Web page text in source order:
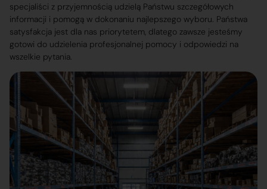
specjaliści z przyjemnością udzielą Państwu szczegółowych
informacji i pomogą w dokonaniu najlepszego wyboru. Państwa
satysfakcja jest dla nas priorytetem, dlatego zawsze jesteśmy
gotowi do udzielenia profesjonalnej pomocy i odpowiedzi na
wszelkie pytania.